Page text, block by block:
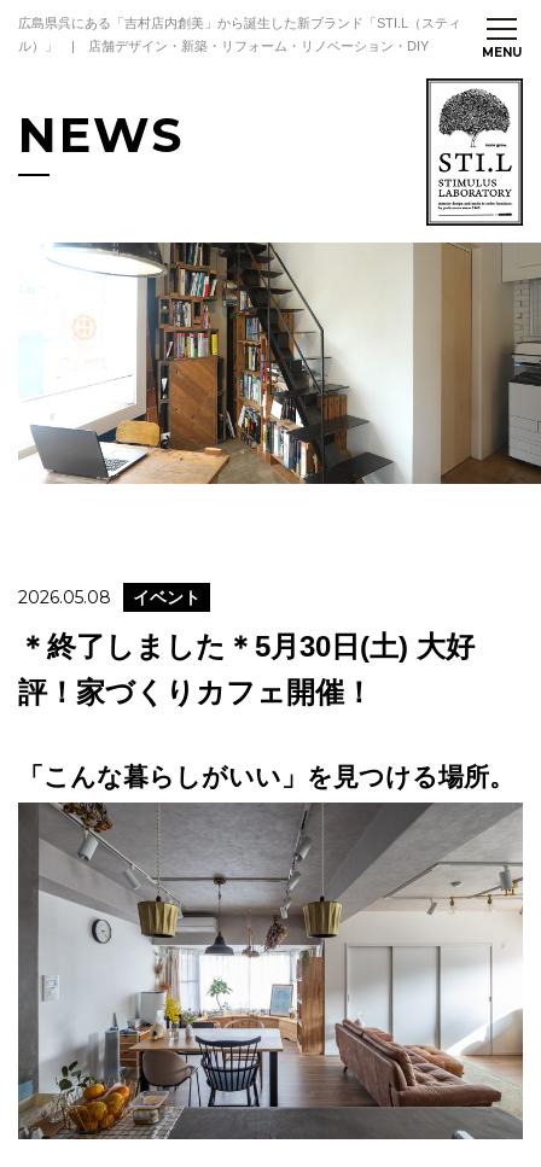
広島県呉にある「吉村店内創美」から誕生した新ブランド「STI.L（スティ
ル）」 | 店舗デザイン・新築・リフォーム・リノベーション・DIY
NEWS
2026.05.08 イベント
＊終了しました＊5月30日(土) 大好
評！家づくりカフェ開催！
「こんな暮らしがいい」を見つける場所。